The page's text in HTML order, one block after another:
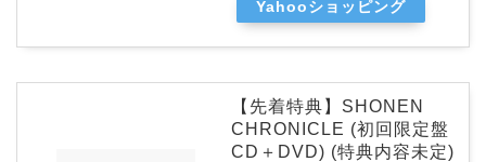
Yahooショッピング
【先着特典】SHONEN
CHRONICLE (初回限定盤
CD＋DVD) (特典内容未定)